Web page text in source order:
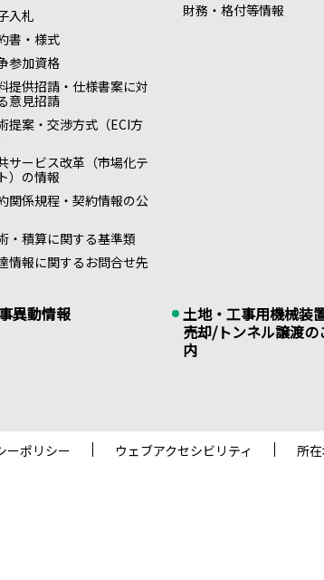
入札
書・様式
参加資格
提供招請・仕様書案に対
意見招請
提案・交渉方式（ECI方
サービス改革（市場化テ
）の情報
関係規程・契約情報の公
・積算に関する基準類
情報に関するお問合せ先
財務・格付等情報
異動情報
土地・工事用機械装
売却/トンネル譲渡の
内
ーポリシー ウェブアクセシビリティ 所